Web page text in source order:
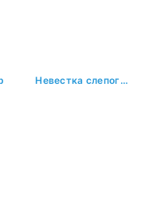
Невестка слепого барона